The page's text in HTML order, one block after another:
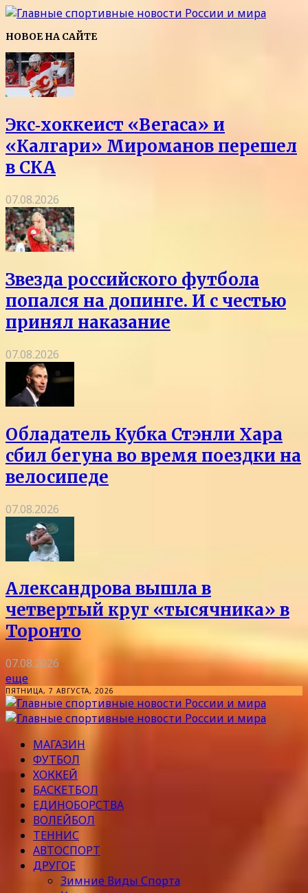
НОВОЕ НА САЙТЕ
Экс‑хоккеист «Вегаса» и
«Калгари» Мироманов перешел
в СКА
07.08.2026
Звезда российского футбола
попался на допинге. И с честью
принял наказание
07.08.2026
Обладатель Кубка Стэнли Хара
сбил бегуна во время поездки на
велосипеде
07.08.2026
Александрова вышла в
четвертый круг «тысячника» в
Торонто
07.08.2026
еще
ПЯТНИЦА, 7 АВГУСТА, 2026
МАГАЗИН
ФУТБОЛ
ХОККЕЙ
БАСКЕТБОЛ
ЕДИНОБОРСТВА
ВОЛЕЙБОЛ
ТЕННИС
АВТОСПОРТ
ДРУГОЕ
Зимние Виды Спорта